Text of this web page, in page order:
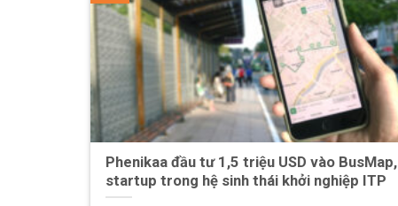
Phenikaa đầu tư 1,5 triệu USD vào BusMap,
startup trong hệ sinh thái khởi nghiệp ITP